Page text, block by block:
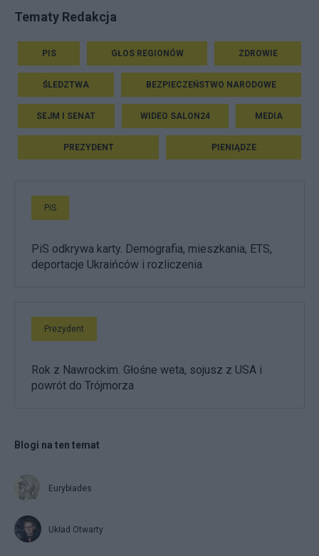
Tematy Redakcja
PIS GŁOS REGIONÓW ZDROWIE
ŚLEDZTWA BEZPIECZEŃSTWO NARODOWE
SEJM I SENAT WIDEO SALON24 MEDIA
PREZYDENT PIENIĄDZE
PiS
PiS odkrywa karty. Demografia, mieszkania, ETS,
deportacje Ukraińców i rozliczenia
Prezydent
Rok z Nawrockim. Głośne weta, sojusz z USA i
powrót do Trójmorza
Blogi na ten temat
Eurybiades
Układ Otwarty